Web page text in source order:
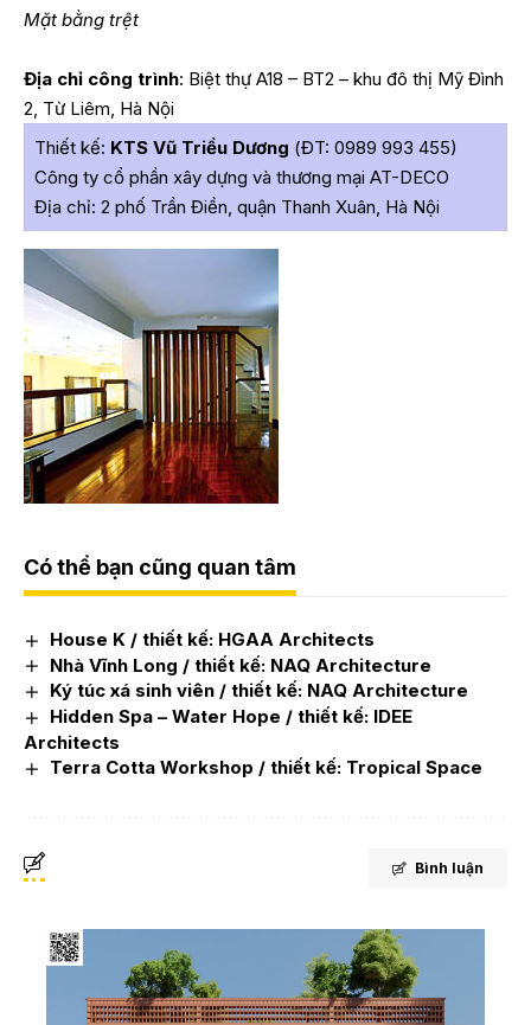
Mặt bằng trệt
Địa chỉ công trình: Biệt thự A18 – BT2 – khu đô thị Mỹ Đình
2, Từ Liêm, Hà Nội
Thiết kế: KTS Vũ Triều Dương (ĐT: 0989 993 455)
Công ty cổ phần xây dựng và thương mại AT-DECO
Địa chỉ: 2 phố Trần Điền, quận Thanh Xuân, Hà Nội
Có thể bạn cũng quan tâm
House K / thiết kế: HGAA Architects
Nhà Vĩnh Long / thiết kế: NAQ Architecture
Ký túc xá sinh viên / thiết kế: NAQ Architecture
Hidden Spa – Water Hope / thiết kế: IDEE
Architects
Terra Cotta Workshop / thiết kế: Tropical Space
Bình luận